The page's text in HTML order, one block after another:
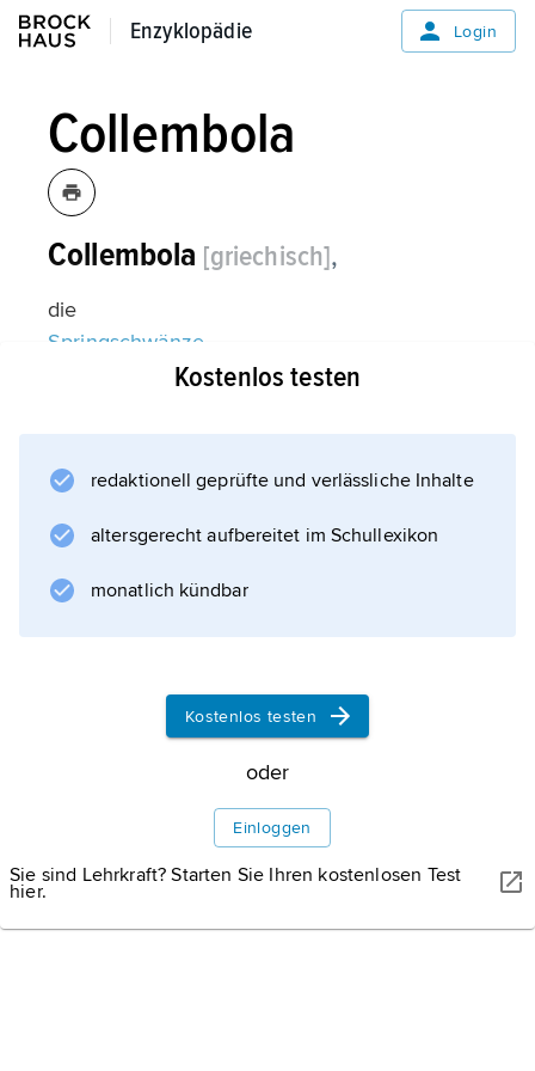
Enzyklopädie
Enzyklopädie Login
Collembola
Collembola [griechisch],
die
Springschwänze
Informationen zum Artikel
Kostenlos testen
redaktionell geprüfte und verlässliche Inhalte
altersgerecht aufbereitet im Schullexikon
monatlich kündbar
Kostenlos testen
oder
Einloggen
Sie sind Lehrkraft? Starten Sie Ihren kostenlosen Test
hier.